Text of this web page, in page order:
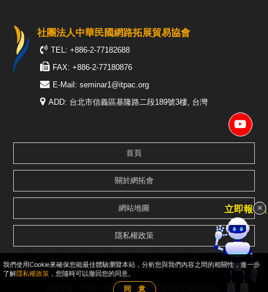
社團法人中華民國網路拓展貿易協會
TEL: +886-2-77182688
FAX: +886-2-77180876
E-Mail:seminar1@itpac.org
ADD: 台北市信義區基隆路二段189號3樓, 台灣
首頁
關於網拓會
網站地圖
隱私權政策
HTML Sitemap XML Sitemap RSS Feeds
版權所有 © 2009-2025 社團法人中華民國網路拓展貿易協會.
×
立即報名
我們使用Cookie來確保您能最佳體驗瀏覽本站，分析您與我們內容之間的相關性，進一步
了解隱私權政策 ，您隨時可以撤回您的同意。
同 意